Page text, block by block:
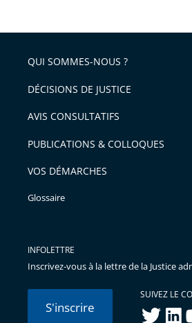
QUI SOMMES-NOUS ?
DÉCISIONS DE JUSTICE
AVIS CONSULTATIFS
PUBLICATIONS & COLLOQUES
VOS DÉMARCHES
Glossaire
INFOLETTRE
Inscrivez-vous à la lettre de la Justice
S'inscrire
SUIVEZ LE
twitter